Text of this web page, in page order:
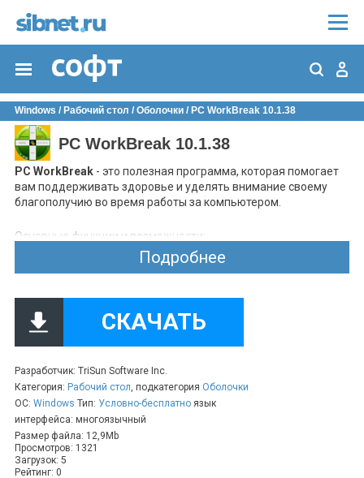
Windows / Рабочий стол / Оболочки / PC WorkBreak 10.1.38
PC WorkBreak 10.1.38
PC WorkBreak - это полезная программа, которая помогает
вам поддерживать здоровье и уделять внимание своему
благополучию во время работы за компьютером.
Основные функции и возможности:
Напоминания о перерывах:PC WorkBreak предлагает
несколько типов напоминаний о необходимости
может напомнить вам сделать упражнения для глаз,
прогулку или растяжку. Это помогает предотвратить
чрезмерную усталость и напряжение во время
продолжительной работы.
какие типы перерывов вы хотите получать, и
установить интервалы между ними в соответствии с
вашими потребностями.
Пользовательские изображения или анимации:
WorkBreak позволяет вам добавить собственные
изображения или анимации, которые будут появляться
на экране во время перерывов. Это делает
Подробнее
СКАЧАТЬ
Разработчик: TriSun Software Inc.
Категория: Рабочий стол, подкатегория Оболочки
ОС: Windows Тип: Условно-бесплатно язык
интерфейса: многоязычный
Размер файла: 12,9Mb
Просмотров: 1321
Загрузок: 5
Рейтинг: 0